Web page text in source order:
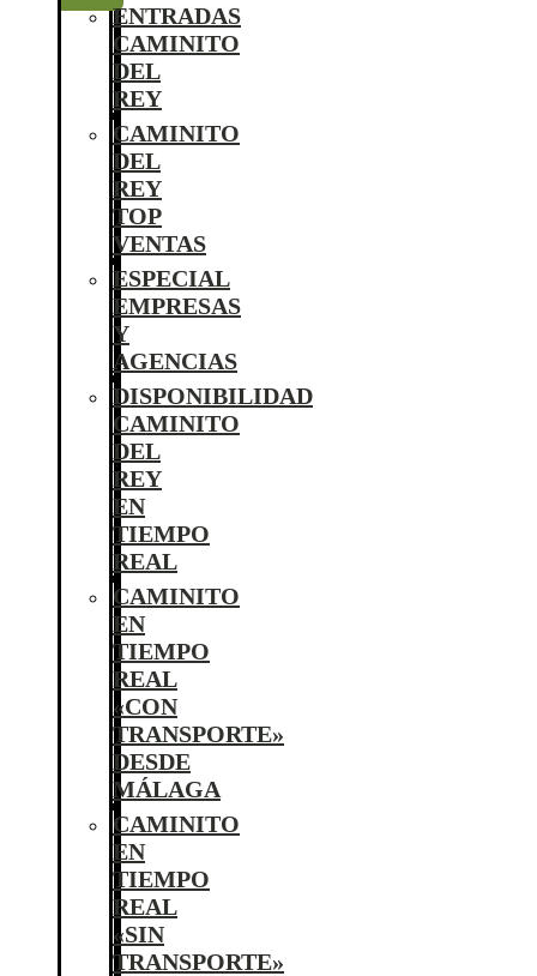
ENTRADAS
CAMINITO
DEL
REY
CAMINITO
DEL
REY
TOP
VENTAS
ESPECIAL
EMPRESAS
Y
AGENCIAS
DISPONIBILIDAD
CAMINITO
DEL
REY
EN
TIEMPO
REAL
CAMINITO
EN
TIEMPO
REAL
«CON
TRANSPORTE»
DESDE
MÁLAGA
CAMINITO
EN
TIEMPO
REAL
«SIN
TRANSPORTE»